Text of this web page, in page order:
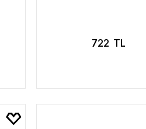
722 TL
SEPETE EKLE